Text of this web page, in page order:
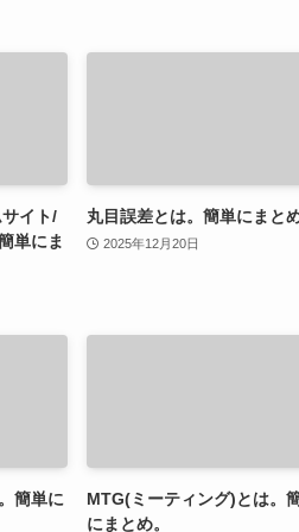
イト/
単にま
丸目誤差とは。簡単にまとめ
2025年12月20日
簡単に
MTG(ミーティング)とは。
にまとめ。